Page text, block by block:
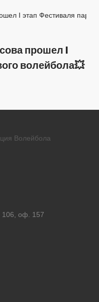
прошел I
волейбола💥
106, оф. 157